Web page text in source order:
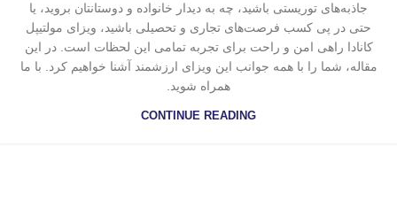
جاذبه‌های توریستی باشید، چه به دیدار خانواده و دوستانتان بروید، یا
حتی در پی کسب فرصت‌های تجاری و تحصیلی باشید، ویزای مولتیپل
کانادا راهی امن و راحت برای تجربه تمامی این لحظات است. در این
مقاله، شما را با همه جوانب این ویزای ارزشمند آشنا خواهیم کرد. با ما
همراه شوید.
CONTINUE READING